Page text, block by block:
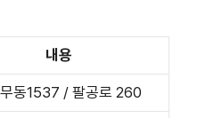
내용
동1537 / 팔공로 260